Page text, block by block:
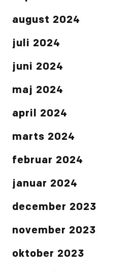
august 2024
juli 2024
juni 2024
maj 2024
april 2024
marts 2024
februar 2024
januar 2024
december 2023
november 2023
oktober 2023